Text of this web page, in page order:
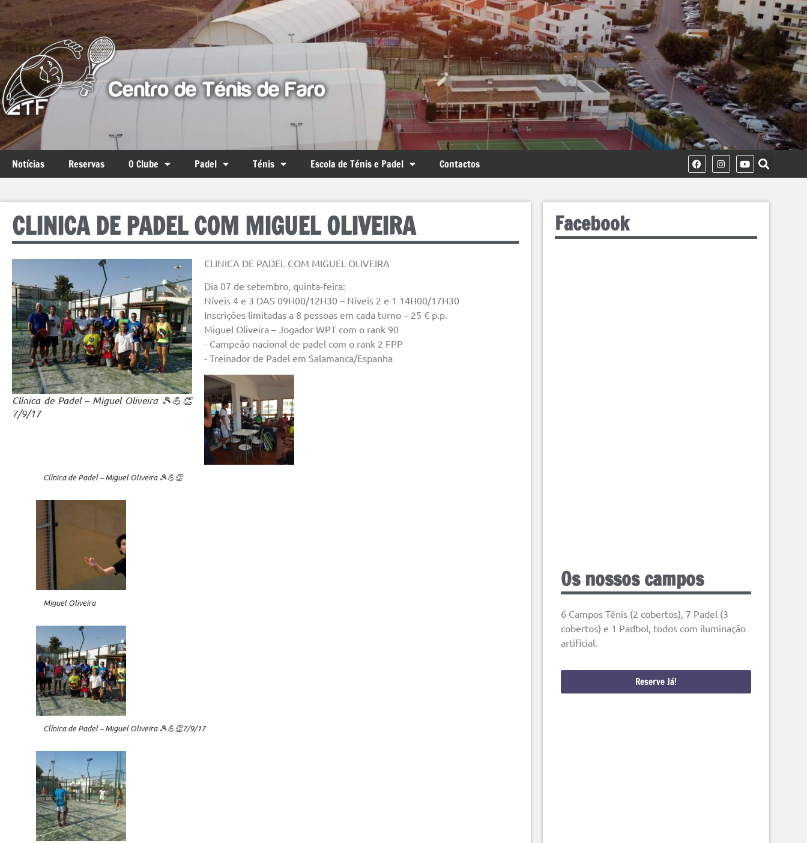
Notícias Reservas O Clube Padel Ténis Escola de Ténis e Padel Contactos
CLINICA DE PADEL COM MIGUEL OLIVEIRA
Clínica de Padel – Miguel Oliveira 🎾💪👏
7/9/17
CLINICA DE PADEL COM MIGUEL OLIVEIRA
Dia 07 de setembro, quinta-feira:
Níveis 4 e 3 DAS 09H00/12H30 – Níveis 2 e 1 14H00/17H30
Inscrições limitadas a 8 pessoas em cada turno – 25 € p.p.
Miguel Oliveira – Jogador WPT com o rank 90
​​​- Campeão nacional de padel com o rank 2 FPP
​​​- Treinador de Padel em Salamanca/Espanha
Clínica de Padel – Miguel Oliveira 🎾💪👏
Miguel Oliveira
Clínica de Padel – Miguel Oliveira 🎾💪👏7/9/17
Facebook
Os nossos campos
6 Campos Ténis (2 cobertos), 7 Padel (3
cobertos) e 1 Padbol, todos com iluminação
artificial.
Reserve Já!